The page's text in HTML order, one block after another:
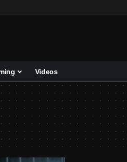
Videos